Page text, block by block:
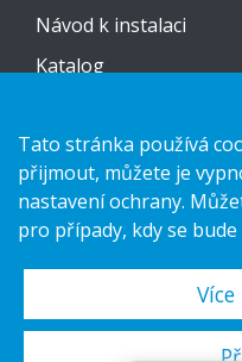
Návod k instalaci
Katalog
Prohlášení o ochraně
Cookies
Copyright 2026 HL
Tato stránka používá
přijmout, můžete je
nastavení ochrany.
pro případy, kdy se